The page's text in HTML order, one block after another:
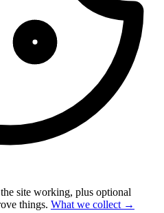
site working, plus optional
things. What we collect →